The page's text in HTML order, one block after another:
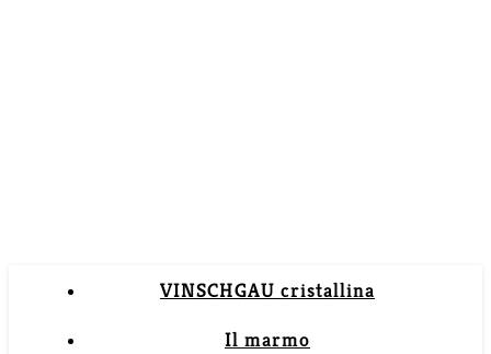
VINSCHGAU cristallina
Il marmo